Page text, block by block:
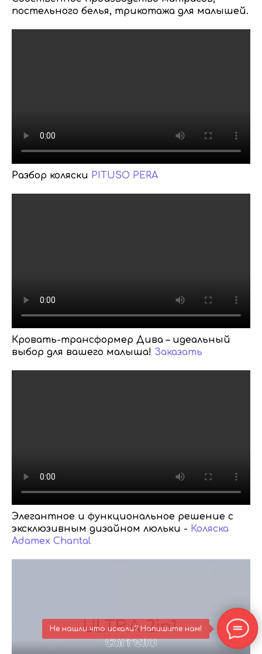
постельного белья, трикотажа для малышей.
Разбор коляски PITUSO PERA
Кровать-трансформер Дива – идеальный
выбор для вашего малыша! Заказать
Элегантное и функциональное решение с
эксклюзивным дизайном люльки - Коляска
Adamex Chantal
Не нашли что искали? Напишите нам!